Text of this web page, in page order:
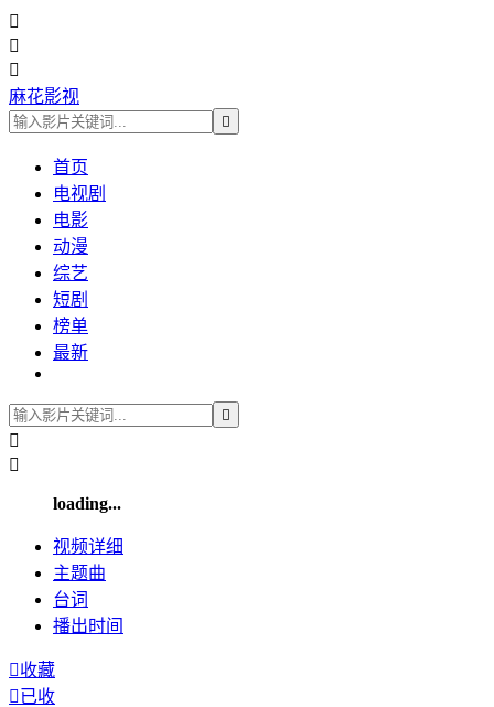



麻花影视

首页
电视剧
电影
动漫
综艺
短剧
榜单
最新



loading...
视频详细
主题曲
台词
播出时间
收藏
已收